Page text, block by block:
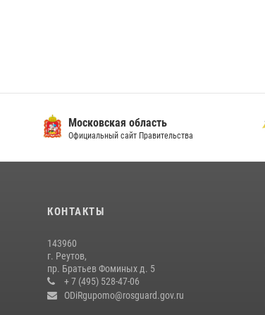
Московская область
Официальный сайт Правительства
КОНТАКТЫ
143960
г. Реутов,
пр. Братьев Фоминых д. 5
+ 7 (495) 528-47-06
ODiRgupomo@rosguard.gov.ru